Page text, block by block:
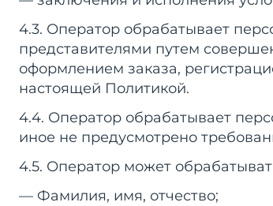
4.3. Оператор обрабатывает
представителями путем
оформлением заказа,
настоящей Политикой.
4.4. Оператор обрабатывает
иное не предусмотрено
4.5. Оператор может
— Фамилия, имя, отчество;